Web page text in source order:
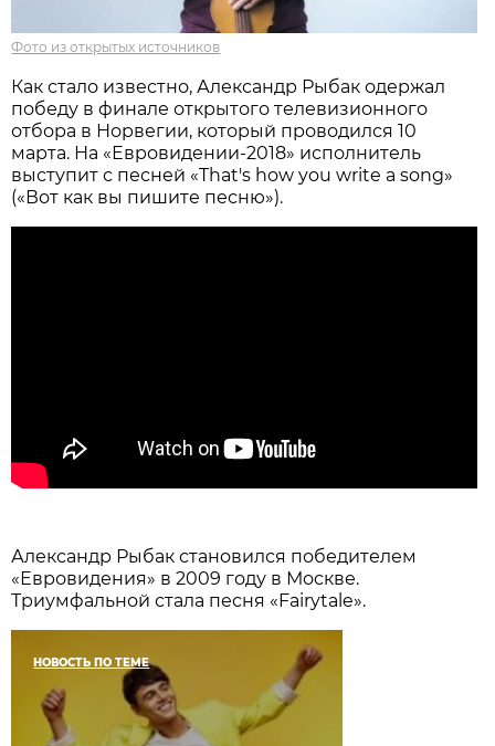
Фото из открытых источников
Как стало известно, Александр Рыбак одержал
победу в финале открытого телевизионного
отбора в Норвегии, который проводился 10
марта. На «Евровидении-2018» исполнитель
выступит с песней «That's how you write a song»
(«Вот как вы пишите песню»).
Александр Рыбак становился победителем
«Евровидения» в 2009 году в Москве.
Триумфальной стала песня «Fairytale».
НОВОСТЬ ПО ТЕМЕ